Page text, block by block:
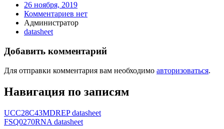
26 ноября, 2019
Комментариев нет
Администратор
datasheet
Добавить комментарий
Для отправки комментария вам необходимо авторизоваться.
Навигация по записям
UCC28C43MDREP datasheet
FSQ0270RNA datasheet